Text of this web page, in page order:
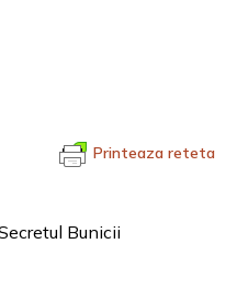
Printeaza reteta
Bunicii